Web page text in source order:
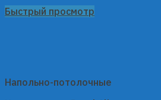
Быстрый просмотр
Напольно-потолочные